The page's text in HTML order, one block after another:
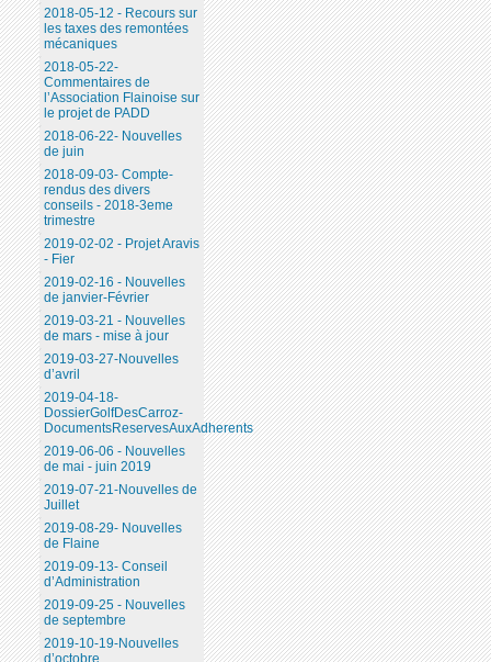
2018-05-12 - Recours sur
les taxes des remontées
mécaniques
2018-05-22-
Commentaires de
l’Association Flainoise sur
le projet de PADD
2018-06-22- Nouvelles
de juin
2018-09-03- Compte-
rendus des divers
conseils - 2018-3eme
trimestre
2019-02-02 - Projet Aravis
- Fier
2019-02-16 - Nouvelles
de janvier-Février
2019-03-21 - Nouvelles
de mars - mise à jour
2019-03-27-Nouvelles
d’avril
2019-04-18-
DossierGolfDesCarroz-
DocumentsReservesAuxAdherents
2019-06-06 - Nouvelles
de mai - juin 2019
2019-07-21-Nouvelles de
Juillet
2019-08-29- Nouvelles
de Flaine
2019-09-13- Conseil
d’Administration
2019-09-25 - Nouvelles
de septembre
2019-10-19-Nouvelles